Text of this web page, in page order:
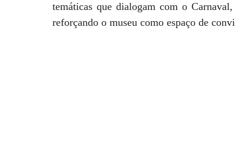
temáticas que dialogam com o
reforçando o museu como espaço de